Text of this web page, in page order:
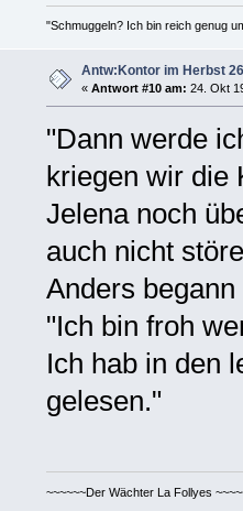
"Schmuggeln? Ich bin reich genug
Antw:Kontor im Herbst
« Antwort #10 am: 24. Okt
"Dann werde
kriegen wir die
Jelena noch
auch nicht
Anders
"Ich bin froh
Ich hab in den
gelesen."
~~~~~~Der Wächter La Follyes